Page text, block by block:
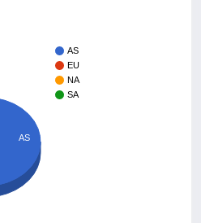
AS
EU
NA
SA
AS